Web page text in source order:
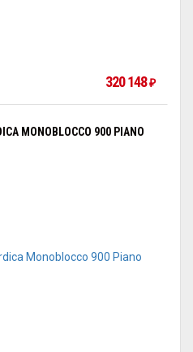
320 148₽
MONOBLOCCO 900 PIANO